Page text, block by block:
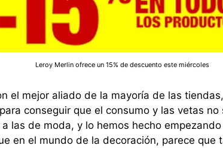
Leroy Merlin ofrece un 15% de descuento este miércoles
el mejor aliado de la mayoría de las
conseguir que el consumo y las vetas no
las de moda, y lo hemos hecho
en el mundo de la decoración, parece que